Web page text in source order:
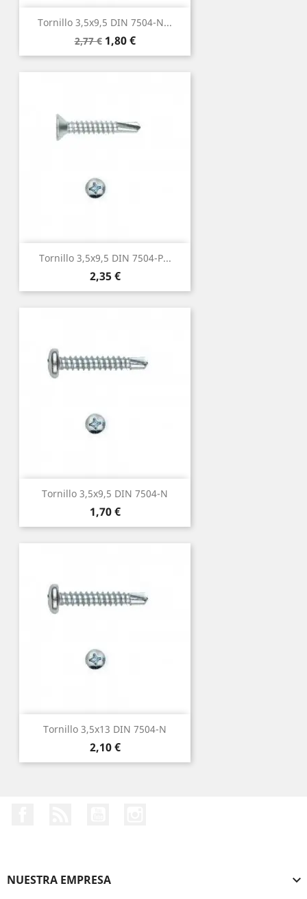
Tornillo 3,5x9,5 DIN 7504-N...
Precio
base
2,77 € Precio
1,80 €
Tornillo 3,5x9,5 DIN 7504-P...
Precio
2,35 €
Tornillo 3,5x9,5 DIN 7504-N
Precio
1,70 €
Tornillo 3,5x13 DIN 7504-N
Precio
2,10 €
NUESTRA EMPRESA 